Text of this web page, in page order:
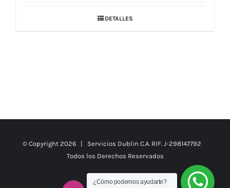
DETALLES
© Copyright 2026 | Servicios Dublin C.A. RIF. J-298147792
Todos los Derechos Reservados
¿Cómo podemos ayudarte?